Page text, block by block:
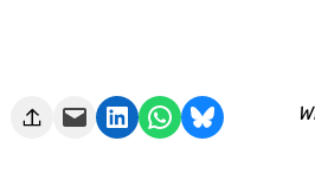
Deze pagina e-mailen Delen op LinkedIn Delen via WhatsApp Share on Bluesky